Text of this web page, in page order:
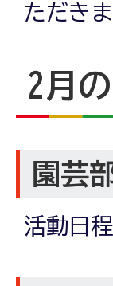
ただきま
2月
園芸
活動日